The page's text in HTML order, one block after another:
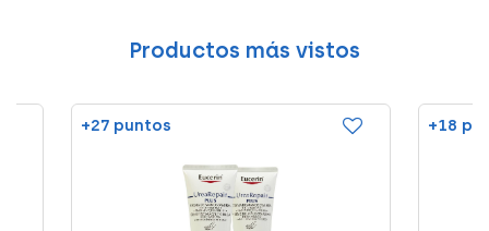
Productos más vistos
+27 puntos +18